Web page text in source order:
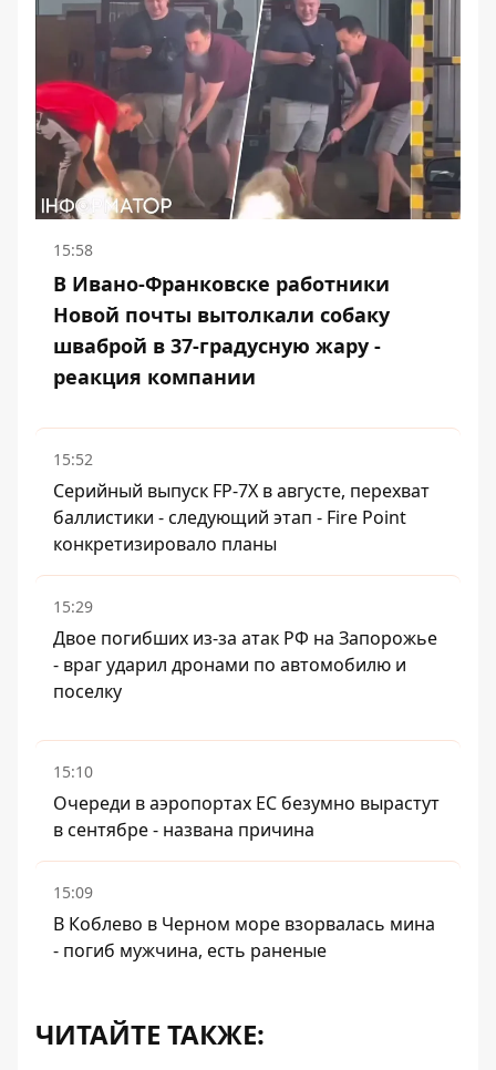
15:58
В Ивано-Франковске работники
Новой почты вытолкали собаку
шваброй в 37-градусную жару -
реакция компании
15:52
Серийный выпуск FP-7X в августе, перехват
баллистики - следующий этап - Fire Point
конкретизировало планы
15:29
Двое погибших из-за атак РФ на Запорожье
- враг ударил дронами по автомобилю и
поселку
15:10
Очереди в аэропортах ЕС безумно вырастут
в сентябре - названа причина
15:09
В Коблево в Черном море взорвалась мина
- погиб мужчина, есть раненые
ЧИТАЙТЕ ТАКЖЕ: